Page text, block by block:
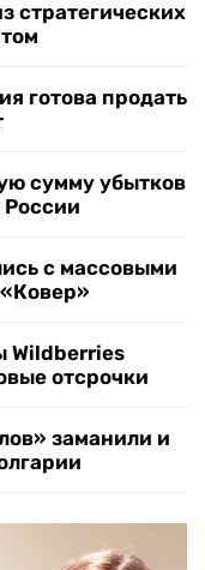
стратегических
готова продать
сумму убытков
России
с массовыми
Wildberries
отсрочки
заманили и